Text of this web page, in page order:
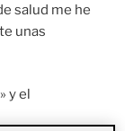
salud me he
unas
y el